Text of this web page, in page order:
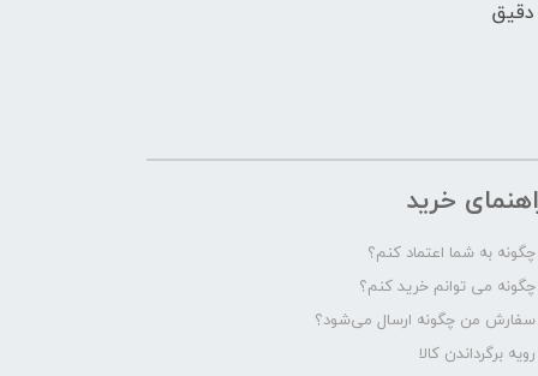
دقیق
خرید
چگونه به شما اعتماد کنم؟
چگونه می توانم خرید کنم؟
سفارش من چگونه ارسال می‌شود؟
رویه برگرداندن کالا